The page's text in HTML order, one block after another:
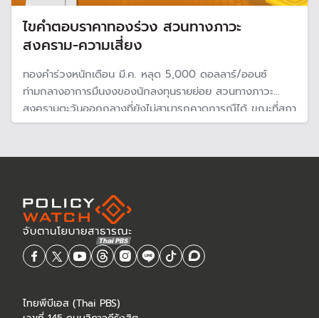
ไขคำตอบราคาทองร่วง สวนทางภาวะ
สงคราม-ความเสี่ยง
ทองคำร่วงหนักเดือน มี.ค. หลุด 5,000 ดอลลาร์/ออนซ์
ท่ามกลางอาการมึนงงของนักลงทุนรายย่อย สวนทางภาวะ
สงครามตะวันออกกลางที่ยังไม่สามารถคาดการณืได้ ขณะที่สภา
ทองคำโลก เผยตลาดเผชิญกับแรงเทขายอย่างหนักจนเกิน
ไทยพีบีเอส (Thai PBS)